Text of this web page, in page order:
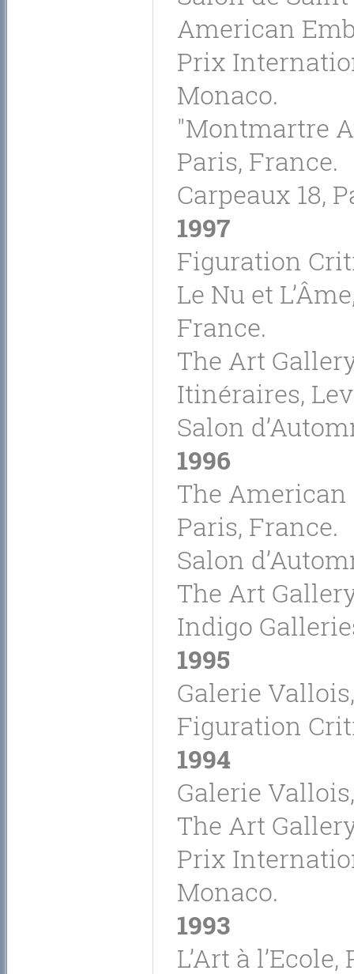
American
Prix
Monaco.
"Montmartre
Paris, France.
Carpeaux 18,
1997
Figuration
Le Nu et
France.
The Art
Itinéraires,
Salon
1996
The American
Paris, France.
Salon
The Art
Indigo
1995
Galerie
Figuration
1994
Galerie
The Art
Prix
Monaco.
1993
L’Art à